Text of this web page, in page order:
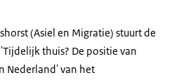
(Asiel en Migratie) stuurt de
thuis? De positie van
Nederland' van het